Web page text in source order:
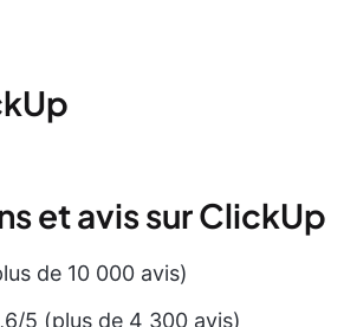
et avis sur ClickUp
de 10 000 avis)
5 (plus de 4 300 avis)